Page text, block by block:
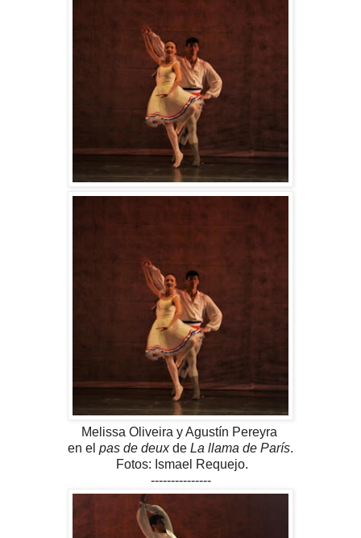
Melissa Oliveira y Agustín Pereyra
en el pas de deuxde La llama de París.
Fotos: Ismael Requejo.
---------------